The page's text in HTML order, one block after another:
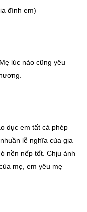
đình em)
lúc nào cũng yêu
dục em tất cả phép
lễ nghĩa của gia
nền nếp tốt. Chịu ảnh
mẹ, em yêu mẹ